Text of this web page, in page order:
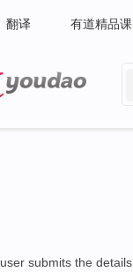
翻译 有道精品课
user submits the details